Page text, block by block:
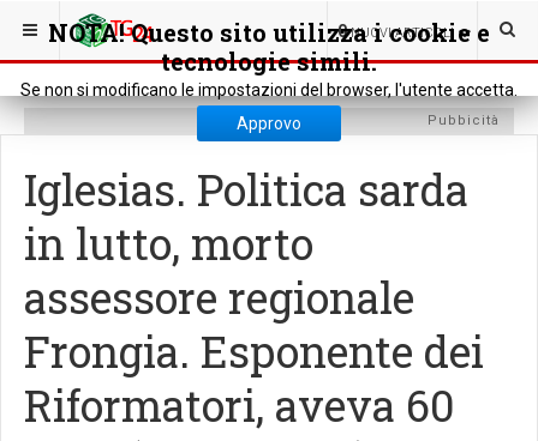
NOTA! Questo sito utilizza i cookie e
tecnologie simili.
Se non si modificano le impostazioni del browser, l'utente accetta.
Approvo
0 NUOVI ARTICOLI
SEI QUI: RASSEGNA STAMPA STAMPA REGIONALE
Pubbicità
Iglesias. Politica sarda
in lutto, morto
assessore regionale
Frongia. Esponente dei
Riformatori, aveva 60